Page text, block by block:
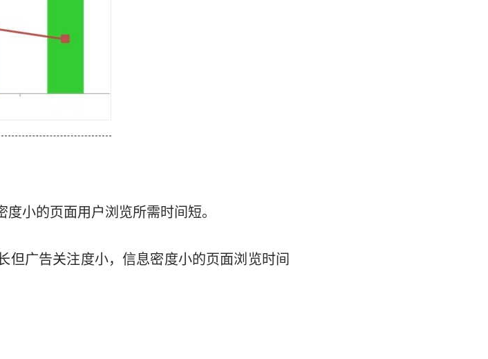
小的页面用户浏览所需时间短。
广告关注度小，信息密度小的页面浏览时间